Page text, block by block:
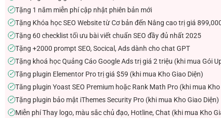
✓Tặng 1 năm miễn phí cập nhật phiên bản mới
✓Tặng Khóa học SEO Website từ Cơ bản đến Nâng cao trị giá
✓Tặng 60 checklist tối ưu bài viết chuẩn SEO đầy đủ nhất 2025
✓Tặng +2000 prompt SEO, Socical, Ads dành cho chat GPT
✓Tặng khoá học Quảng Cáo Google Ads trị giá 2 triệu (khi mua Gói
✓Tặng plugin Elementor Pro trị giá $59 (khi mua Kho Giao Diện)
✓Tăng plugin Yoast SEO Premium hoặc Rank Math Pro (khi mua Kho
✓Tặng plugin bảo mật iThemes Security Pro (khi mua Kho Giao Diện)
✓Miễn phí Thay logo, màu sắc chủ đạo, Hotline, Chat (khi mua Kho